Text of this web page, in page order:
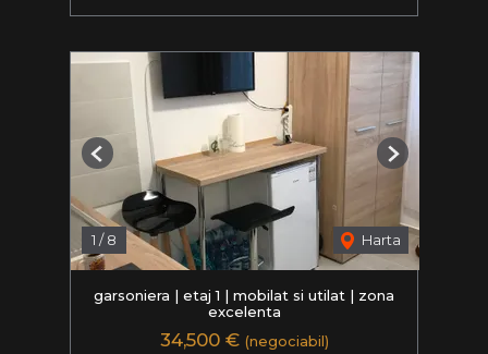
1 /8 Harta
Previous Next
garsoniera | etaj 1 | mobilat si utilat | zona
excelenta
34,500 € (negociabil)